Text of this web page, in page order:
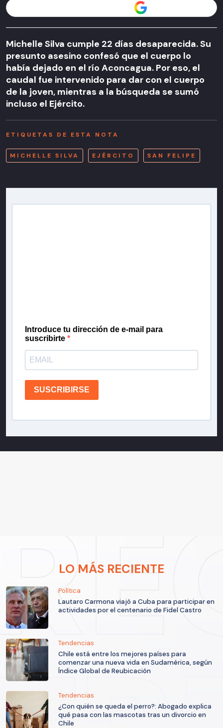
Michelle Silva cumple 22 días desaparecida. Su
presunto asesino confesó que el cuerpo lo
había dejado en el río Aconcagua. Por eso, el
caudal fue intervenido para dar con el cuerpo
de la joven, mientras a la búsqueda se sumó
incluso el Ejército.
ETIQUETAS DE ESTA NOTA
MICHELLE SILVA EJÉRCITO SAN FELIPE
Introduce tu dirección de e-mail para
suscribirte
SUSCRIBIRSE
LO MÁS RECIENTE
Política
Lautaro Carmona viajó a Cuba para participar en
actividades por el centenario de Fidel Castro
Tendencias
Chile está entre los mejores países para
comenzar una nueva vida en Sudamérica, según
Índice Global de Reubicación
Tendencias
¿Con quién se queda el perro?: Abogado explica
qué pasa con las mascotas tras un divorcio en
Chile